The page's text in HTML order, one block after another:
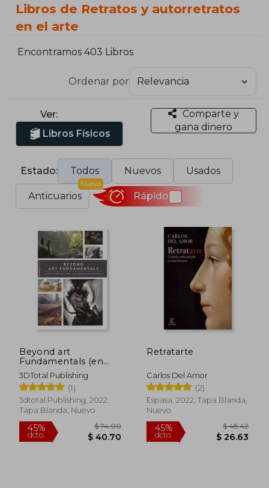
Libros de Retratos y autorretratos
en el arte
Encontramos 403 Libros
Ordenar por
Ver:
Libros Físicos
Comparte y
gana dinero
Estado: Todos Nuevos Usados
Anticuarios
Nuevo
Rápido
Beyond art
Fundamentals (en
Inglés)
3DTotal Publishing
(1)
3dtotal Publishing, 2022,
Tapa Blanda, Nuevo
Retratarte
Carlos Del Amor
(2)
Espasa, 2022, Tapa Blanda,
Nuevo